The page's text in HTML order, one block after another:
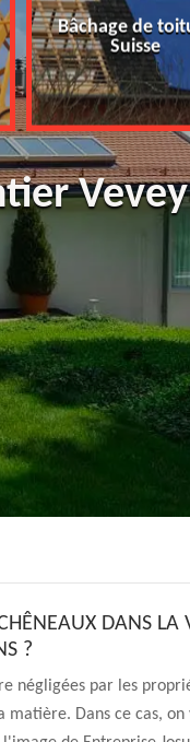
Bâchage de
Suisse
Vevey
DANS LA
?
négligées par les
Dans ce cas,